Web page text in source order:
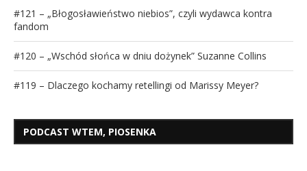
#121 – „Błogosławieństwo niebios”, czyli wydawca kontra
fandom
#120 – „Wschód słońca w dniu dożynek” Suzanne Collins
#119 – Dlaczego kochamy retellingi od Marissy Meyer?
PODCAST WTEM, PIOSENKA